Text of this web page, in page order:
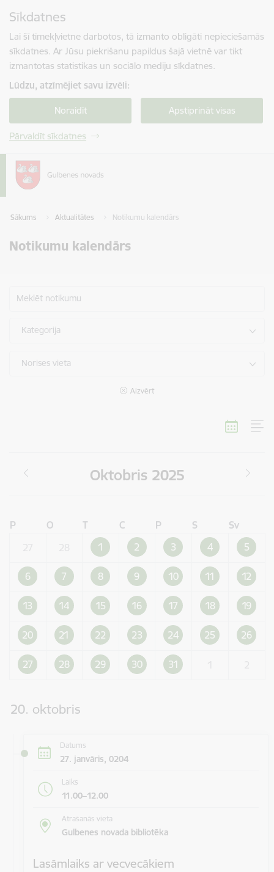
Sīkdatnes
Lai šī tīmekļvietne darbotos, tā izmanto obligāti nepieciešamās
sīkdatnes. Ar Jūsu piekrišanu papildus šajā vietnē var tikt
izmantotas statistikas un sociālo mediju sīkdatnes.
Lūdzu, atzīmējiet savu izvēli:
Noraidīt Apstiprināt visas
Pārvaldīt sīkdatnes
Sākums Aktualitātes Notikumu kalendārs
Notikumu kalendārs
Meklēt notikumu
Kategorija
Norises vieta
Aizvērt
Oktobris 2025
P O T C P S
Sv
1 2 3 4 5
6 7 8 9 10 11 12
13 14 15 16 17 18 19
20 21 22 23 24 25 26
27 28 29 30 31
20. oktobris
Datums
27. janvāris, 0204
Laiks
11.00–12.00
Atrašanās vieta
Gulbenes novada bibliotēka
Lasāmlaiks ar vecvecākiem